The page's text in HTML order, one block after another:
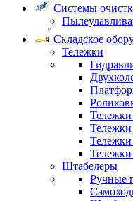
Системы
Складское
Тележки
Тележки
Тележки
Штабелеры
Ручные